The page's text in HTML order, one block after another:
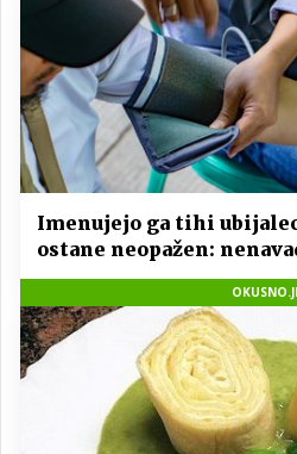
Imenujejo ga tihi
ostane neopažen:
visokega holesterola